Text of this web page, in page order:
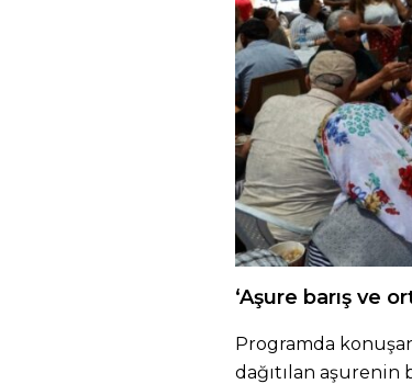
‘Aşure barış ve
Programda
dağıtılan aşurenin